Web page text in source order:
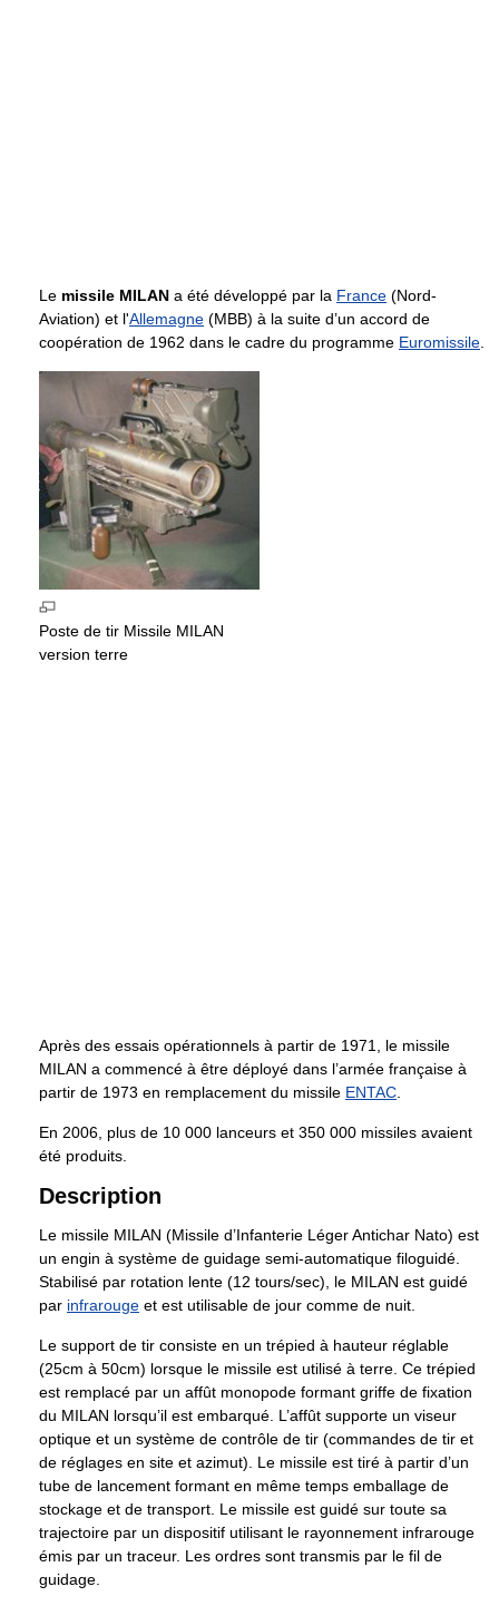
Le missile MILAN a été développé par la France (Nord-
Aviation) et l'Allemagne (MBB) à la suite d’un accord de
coopération de 1962 dans le cadre du programme Euro­missile
Poste de tir Missile MILAN
version terre
Après des essais opérationnels à partir de 1971, le missile
MILAN a commencé à être déployé dans l’armée française à
partir de 1973 en remplacement du missile ENTAC
En 2006, plus de 10 000 lanceurs et 350 000 missiles avaient
été produits.
Description
Le missile MILAN (Missile d’Infanterie Léger Antichar Nato) est
un engin à système de guidage semi-automatique filoguidé.
Stabilisé par rotation lente (12 tours/sec), le MILAN est guidé
par infrarouge et est utilisable de jour comme de nuit.
Le support de tir consiste en un trépied à hauteur réglable
(25cm à 50cm) lorsque le missile est utilisé à terre. Ce trépied
est remplacé par un affût monopode formant griffe de fixation
du MILAN lorsqu’il est embarqué. L’affût supporte un viseur
optique et un système de contrôle de tir (commandes de tir et
de réglages en site et azimut). Le missile est tiré à partir d’un
tube de lancement formant en même temps emballage de
stockage et de transport. Le missile est guidé sur toute sa
trajectoire par un dispositif utilisant le rayonnement infrarouge
émis par un traceur. Les ordres sont transmis par le fil de
guidage.